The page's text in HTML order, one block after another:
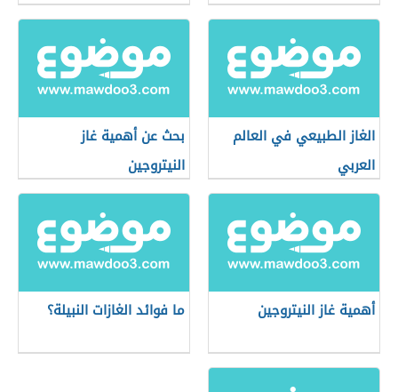
الغاز الطبيعي في العالم
العربي
بحث عن أهمية غاز
النيتروجين
أهمية غاز النيتروجين ما فوائد الغازات النبيلة؟